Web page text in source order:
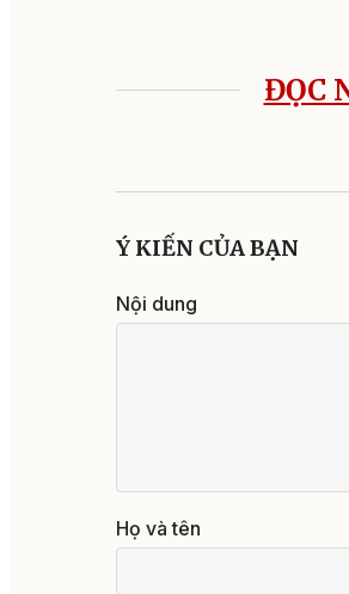
ĐỌC
Ý KIẾN CỦA BẠN
Nội dung
Họ và tên